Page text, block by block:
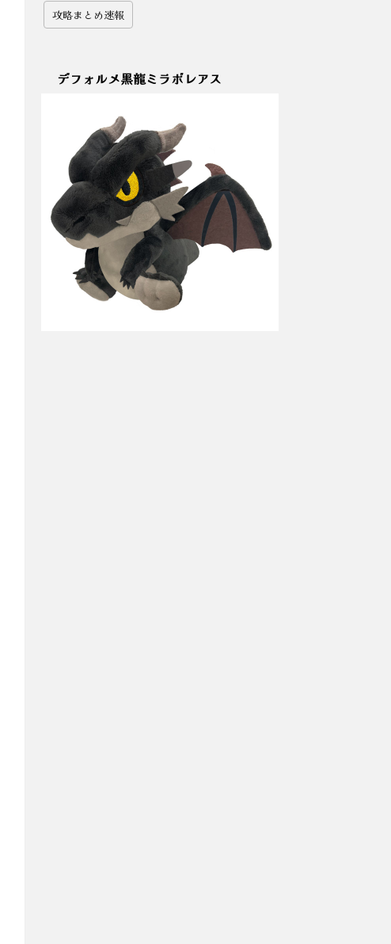
攻略まとめ速報
デフォルメ黒龍ミラボレアス